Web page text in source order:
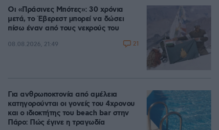
Οι «Πράσινες Μπότες»: 30 χρόνια
μετά, το Έβερεστ μπορεί να δώσει
πίσω έναν από τους νεκρούς του
08.08.2026, 21:49 21
Για ανθρωποκτονία από αμέλεια
κατηγορούνται οι γονείς του 4χρονου
και ο ιδιοκτήτης του beach bar στην
Πάρο: Πώς έγινε η τραγωδία